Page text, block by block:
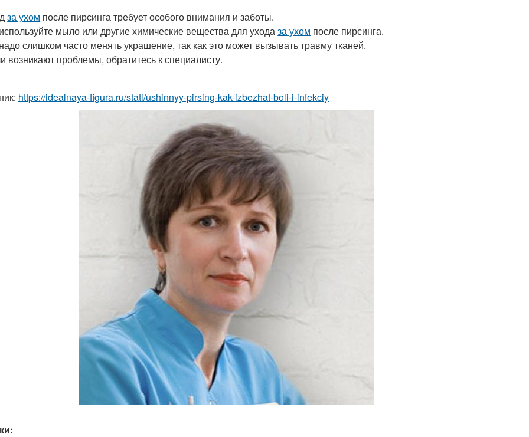
за ухом после пирсинга требует особого внимания и заботы.
мыло или другие химические вещества для уходаза ухом после пирсинга.
слишком часто менять украшение, так как это может вызывать травму тканей.
возникают проблемы, обратитесь к специалисту.
https://idealnaya-figura.ru/stati/ushinnyy-pirsing-kak-izbezhat-boli-i-infekciy